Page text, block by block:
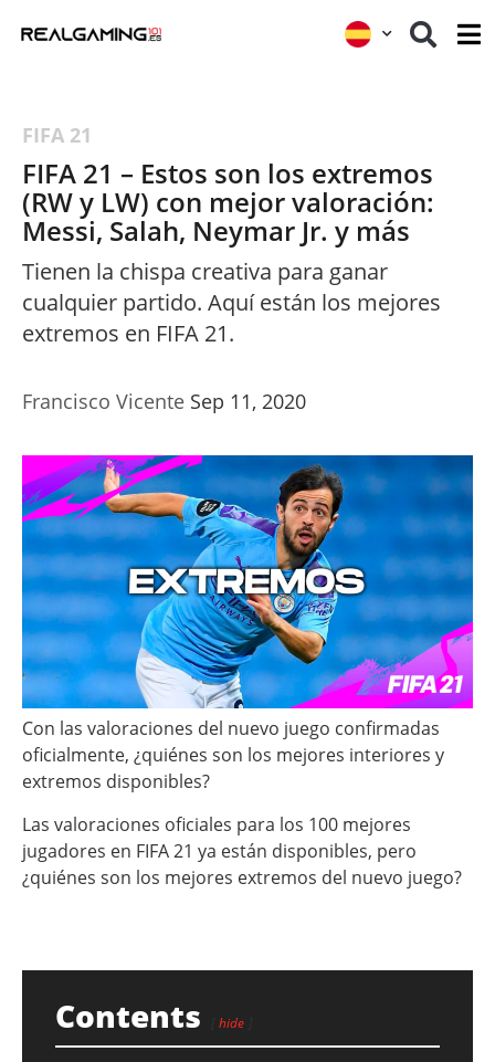
FIFA 21
FIFA 21 – Estos son los extremos
(RW y LW) con mejor valoración:
Messi, Salah, Neymar Jr. y más
Tienen la chispa creativa para ganar
cualquier partido. Aquí están los mejores
extremos en FIFA 21.
Francisco Vicente Sep 11, 2020
Con las valoraciones del nuevo juego confirmadas
oficialmente, ¿quiénes son los mejores interiores y
extremos disponibles?
Las valoraciones oficiales para los 100 mejores
jugadores en FIFA 21 ya están disponibles, pero
¿quiénes son los mejores extremos del nuevo juego?
Contents hide